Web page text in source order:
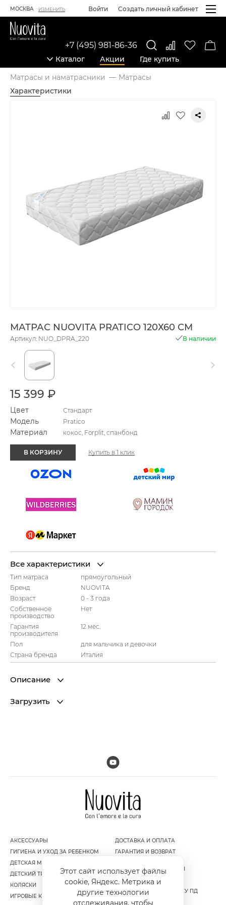
МОСКВА ИЗМЕНИТЬ Войти Создать личный кабинет
Каталог Акции Где купить
+7 (495) 981-86-36
Матрасы и наматрасники
Матрасы
Характеристики
МАТРАС NUOVITA PRATICO 120Х60 СМ
Артикул: NUO_DPRA_220 В наличии
15 399 ₽
Цвет Стандарт
Модель Pratico
Материал кокос, Forplit, спанбонд
В КОРЗИНУ Купить в 1 клик
Все характеристики
Тип матраса
прямоугольный
Бренд
NUOVITA
Возраст
0 - 3 года
Собственное
производство
Нет
Гарантия
производителя
12 мес.
Пол
для мальчика и девочки
Страна бренда
Италия
Описание
Загрузить
АКСЕССУАРЫ
ГИГИЕНА И УХОД ЗА РЕБЕНКОМ
ДЕТСКАЯ МЕБЕЛЬ
ДЕТСКИЙ ТРАНСПОРТ
КОЛЯСКИ
ИГРОВЫЕ КОМПЛЕКСЫ
ДОСТАВКА И ОПЛАТА
ГАРАНТИЯ И ВОЗВРАТ
КОНФИДЕНЦИАЛЬНОСТИ
ПУБЛИЧНАЯ ОФЕРТА
СОГЛАСИЕ НА ОБРАБОТКУ ПД
Этот сайт использует файлы
cookie, Яндекс. Метрика и
другие технологии
отслеживания, чтобы